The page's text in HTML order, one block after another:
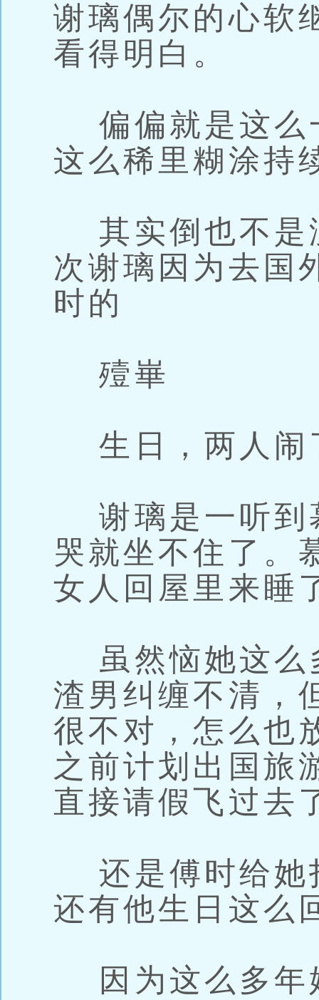
谢璃偶尔的心软
看得明白。
偏偏就是这么
这么稀里糊涂持
其实倒也不是
次谢璃因为去国
时的
殪崋
生日，两人闹
谢璃是一听到
哭就坐不住了。
女人回屋里来睡
虽然恼她这么
渣男纠缠不清，
很不对，怎么也
之前计划出国旅
直接请假飞过去
还是傅时给她
还有他生日这么
因为这么多年